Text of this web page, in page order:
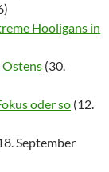
Hooligans in
Ostens (30.
oder so (12.
September